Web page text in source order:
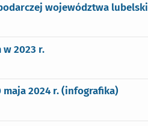
województwa
2023 r.
maja 2024 r. (infografika)